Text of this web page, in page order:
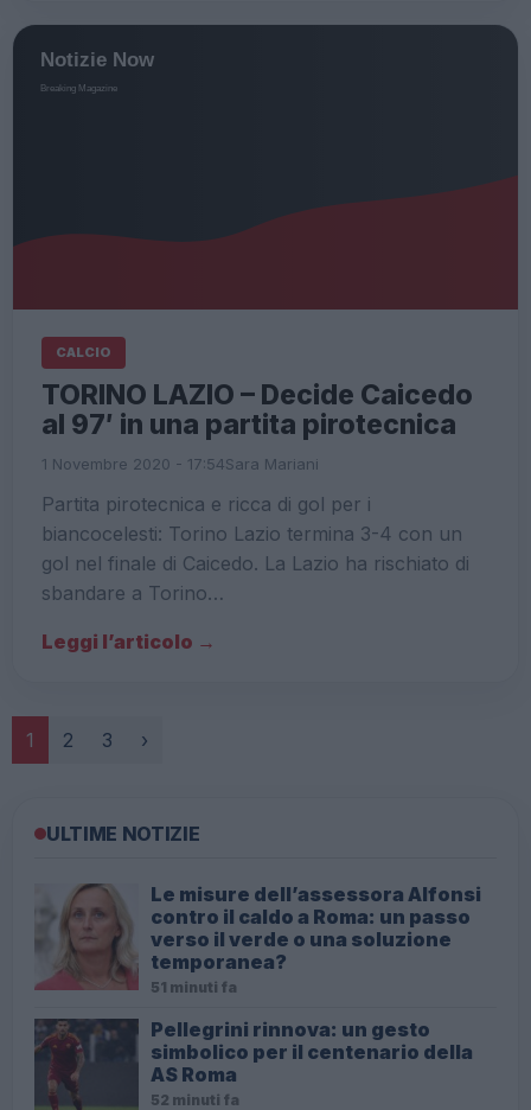
CALCIO
TORINO LAZIO – Decide Caicedo
al 97′ in una partita pirotecnica
1 Novembre 2020 - 17:54Sara Mariani
Partita pirotecnica e ricca di gol per i
biancocelesti: Torino Lazio termina 3-4 con un
gol nel finale di Caicedo. La Lazio ha rischiato di
sbandare a Torino…
Leggi l’articolo →
Paginazione
1 2 3 ›
ULTIME NOTIZIE
Le misure dell’assessora Alfonsi
contro il caldo a Roma: un passo
verso il verde o una soluzione
temporanea?
51 minuti fa
Pellegrini rinnova: un gesto
simbolico per il centenario della
AS Roma
52 minuti fa